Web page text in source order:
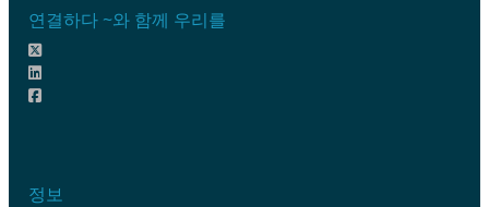
연결하다 ~와 함께 우리를
정보